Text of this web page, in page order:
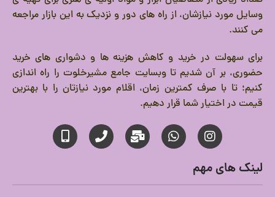
وسایل مورد نیازشان، از راه های دور و نزدیک به این بازار مراجعه
می کنند.
برای سهولت در خرید و کاهش هزینه ها و دشواری های خرید
حضوری، بر آن شدیم تا وبسایت جامع مشیرخلوت را راه اندازی
کنیم؛ تا با صرف کمترین زمان، اقلام مورد نیازتان را با بهترین
قیمت در اختیار شما قرار دهیم.
لینک های مهم